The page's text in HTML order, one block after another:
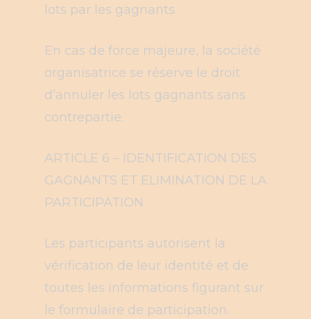
lots par les gagnants.
En cas de force majeure, la société
organisatrice se réserve le droit
d’annuler les lots gagnants sans
contrepartie.
ARTICLE 6 – IDENTIFICATION DES
GAGNANTS ET ELIMINATION DE LA
PARTICIPATION
Les participants autorisent la
vérification de leur identité et de
toutes les informations figurant sur
le formulaire de participation.